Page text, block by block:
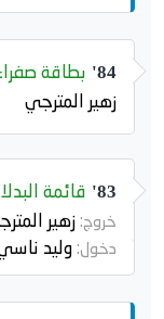
84' بطاقة
زهير المترجي
83' قائمة
خروج:زهير
دخول:وليد